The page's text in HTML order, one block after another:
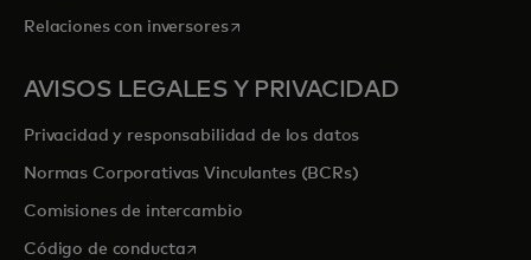
Relaciones con inversoresse abre en una pestaña nueva
AVISOS LEGALES Y PRIVACIDAD
Privacidad y responsabilidad de los datos
Normas Corporativas Vinculantes (BCRs)
Comisiones de intercambio
Código de conductase abre en una pestaña nueva